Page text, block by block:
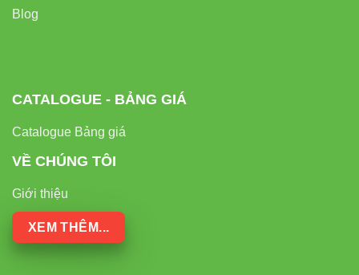
Blog
CATALOGUE - BẢNG GIÁ
Catalogue Bảng giá
VỀ CHÚNG TÔI
Giới thiệu
XEM THÊM...